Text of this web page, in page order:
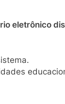
eletrônico